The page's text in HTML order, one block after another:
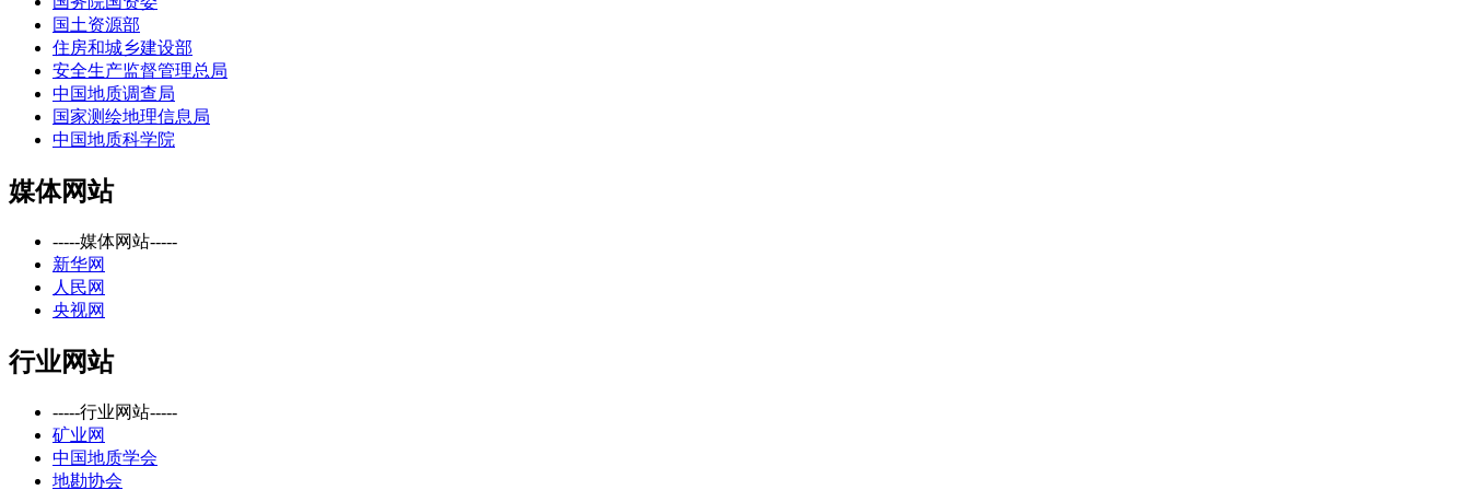
国土资源部
住房和城乡建设部
安全生产监督管理总局
中国地质调查局
国家测绘地理信息局
中国地质科学院
媒体网站
-----媒体网站-----
新华网
人民网
央视网
行业网站
-----行业网站-----
矿业网
中国地质学会
地勘协会